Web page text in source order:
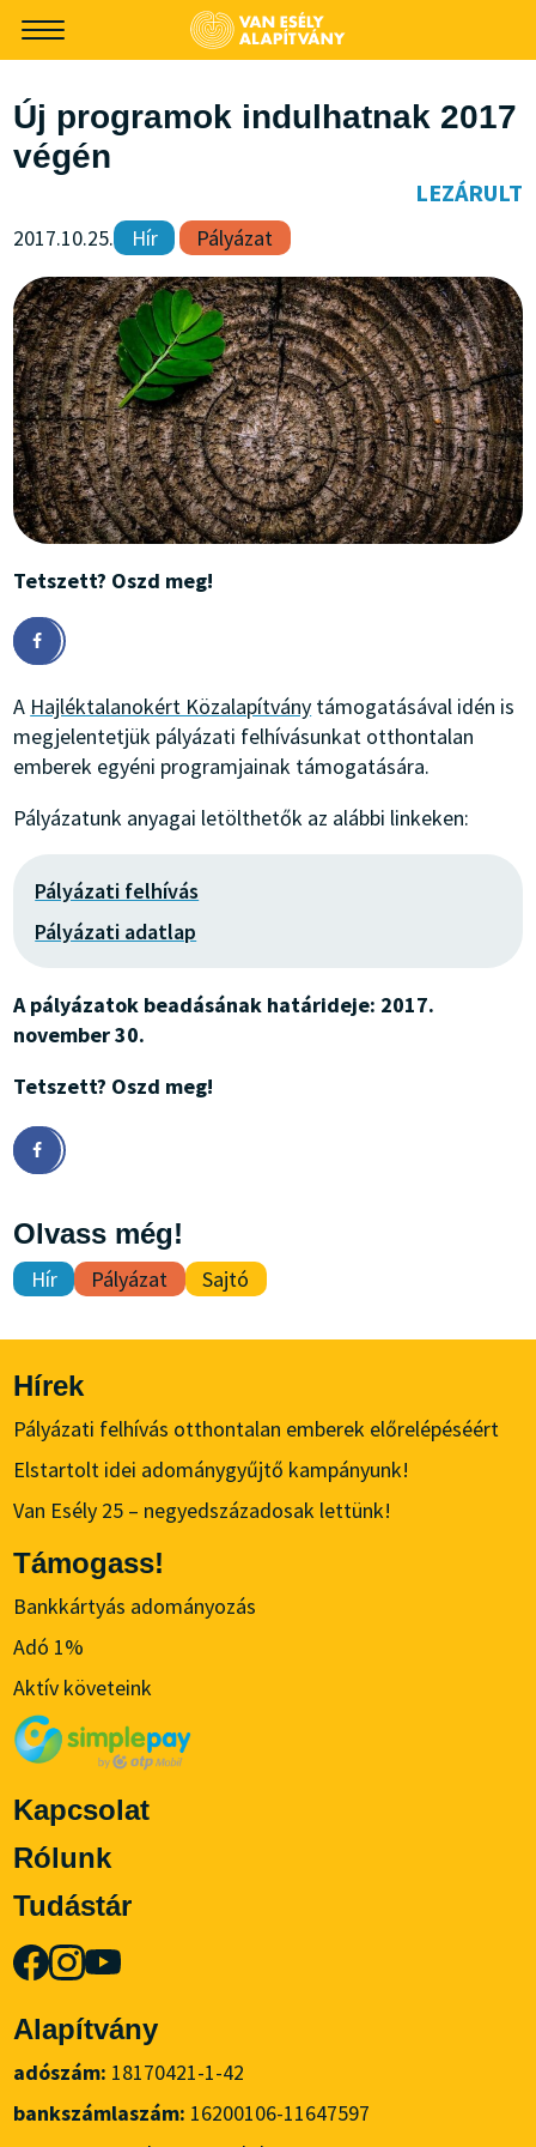
-->
Új programok indulhatnak 2017
végén
LEZÁRULT
2017.10.25. Hír Pályázat
Tetszett? Oszd meg!
A Hajléktalanokért Közalapítvány támogatásával idén is
megjelentetjük pályázati felhívásunkat otthontalan
emberek egyéni programjainak támogatására.
Pályázatunk anyagai letölthetők az alábbi linkeken:
Pályázati felhívás
Pályázati adatlap
A pályázatok beadásának határideje: 2017.
november 30.
Tetszett? Oszd meg!
Olvass még!
Hír Pályázat Sajtó
Hírek
Pályázati felhívás otthontalan emberek előrelépéséért
Elstartolt idei adománygyűjtő kampányunk!
Van Esély 25 – negyedszázadosak lettünk!
Támogass!
Bankkártyás adományozás
Adó 1%
Aktív követeink
Kapcsolat
Rólunk
Tudástár
Alapítvány
adószám: 18170421-1-42
bankszámlaszám: 16200106-11647597